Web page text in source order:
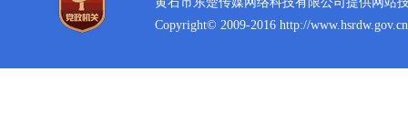
Copyright© 2009-2016 http://